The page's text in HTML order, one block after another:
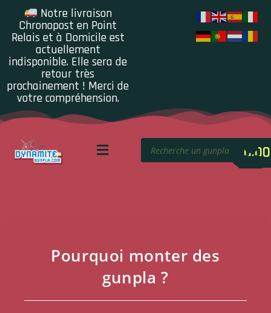
Notre livraison
Chronopost en Point
Relais et à Domicile est
actuellement
indisponible. Elle sera de
retour très
prochainement ! Merci de
votre compréhension.
0.00
Pourquoi monter des
gunpla ?